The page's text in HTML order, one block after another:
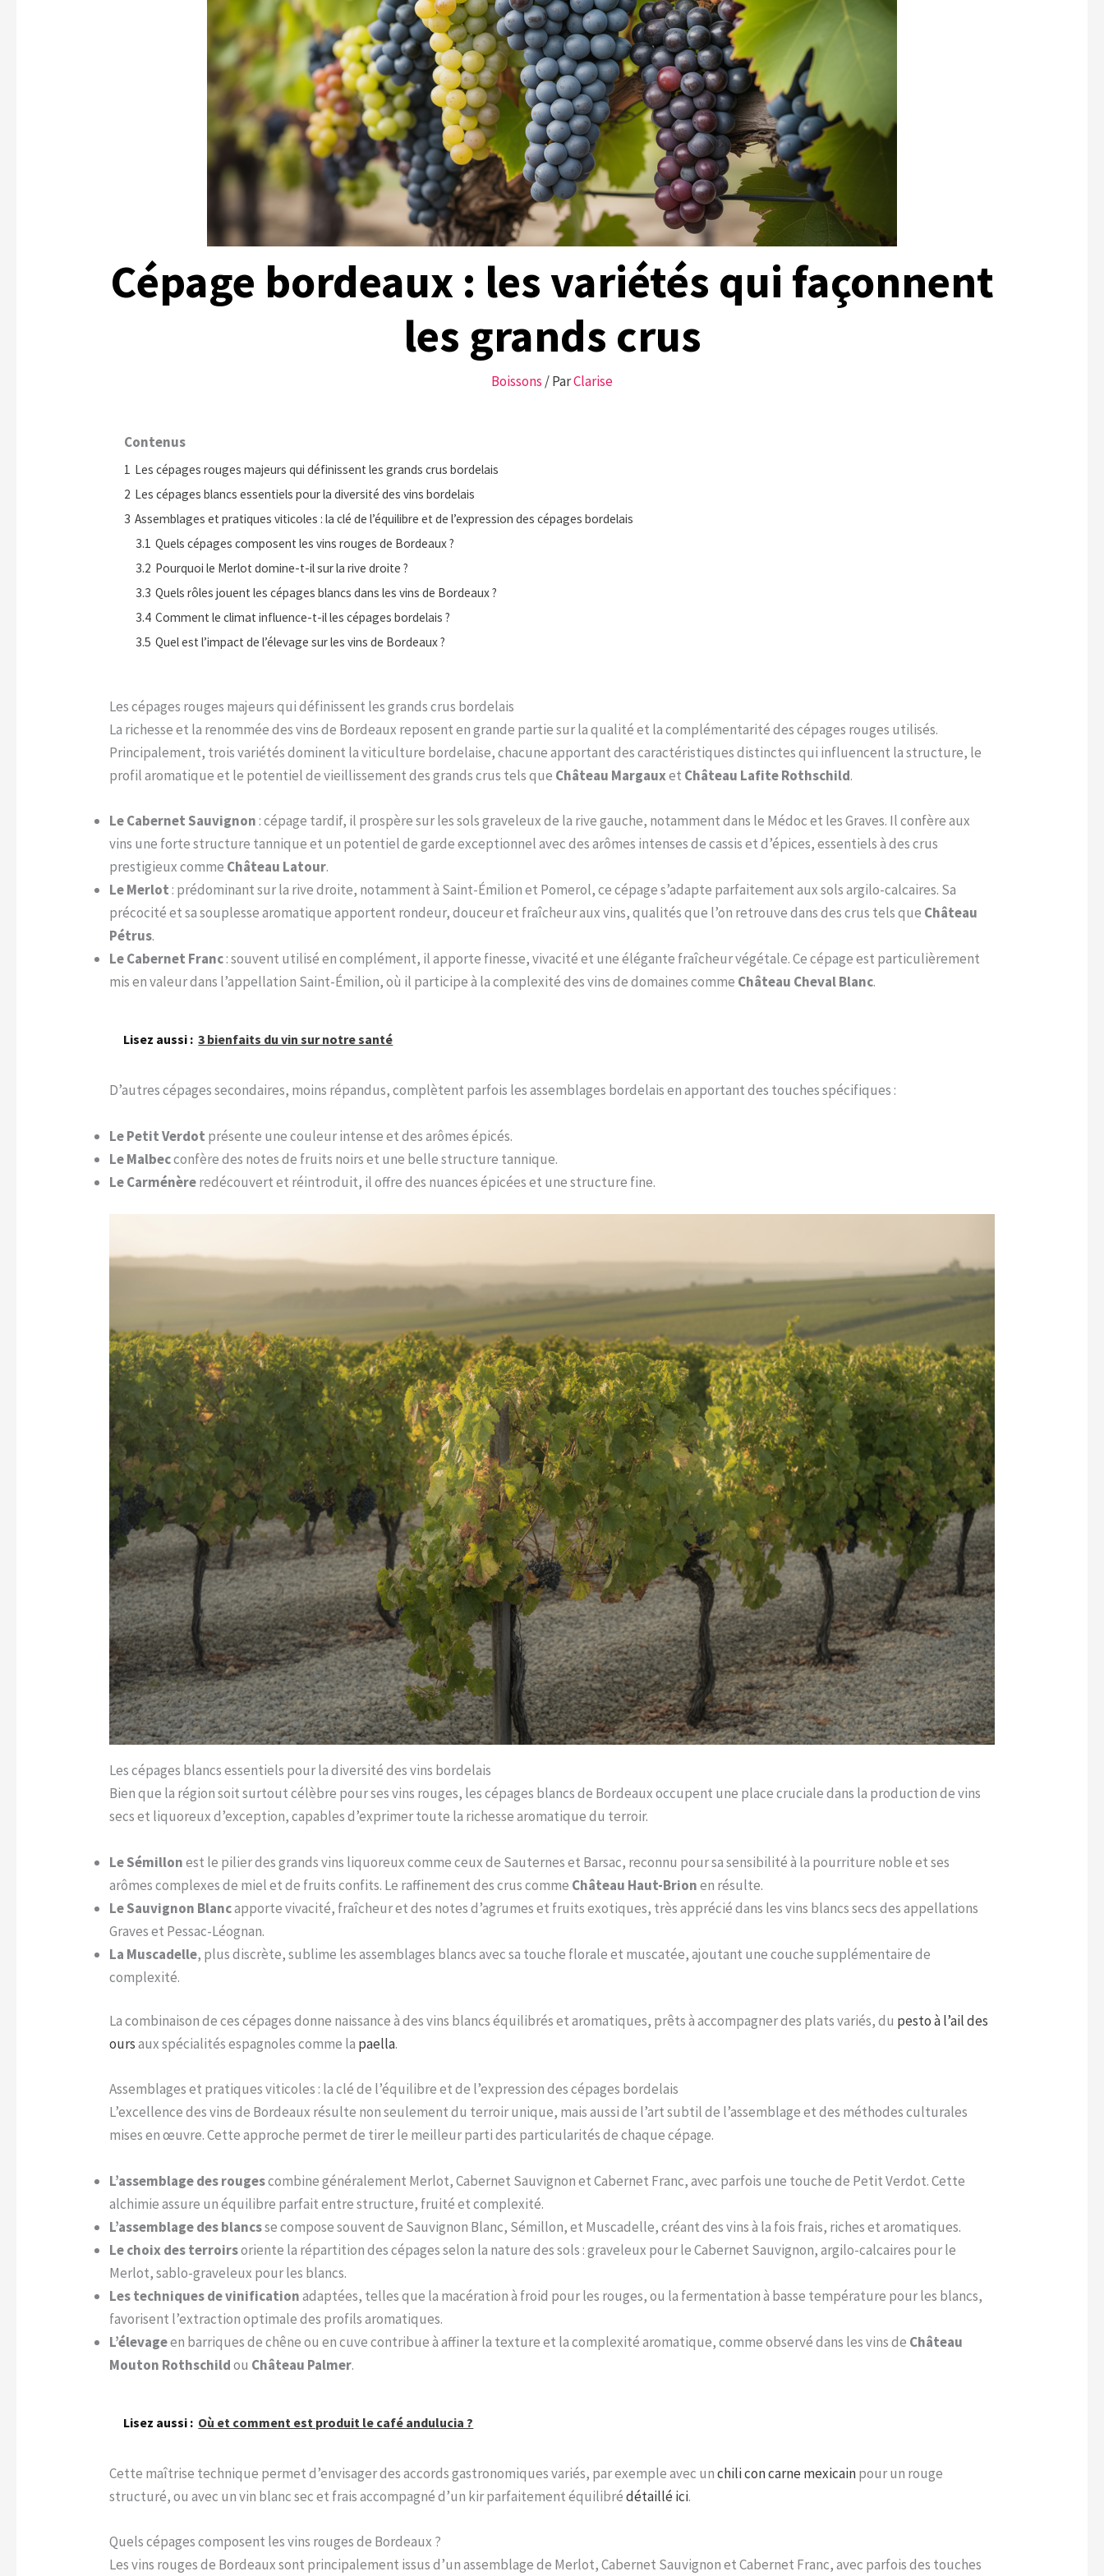
Cépage bordeaux : les variétés qui façonnent
les grands crus
Boissons / ParClarise
Contenus
1 Les cépages rouges majeurs qui définissent les grands crus bordelais
2 Les cépages blancs essentiels pour la diversité des vins bordelais
3 Assemblages et pratiques viticoles : la clé de l’équilibre et de l’expression des cépages bordelais
3.1 Quels cépages composent les vins rouges de Bordeaux ?
3.2 Pourquoi le Merlot domine-t-il sur la rive droite ?
3.3 Quels rôles jouent les cépages blancs dans les vins de Bordeaux ?
3.4 Comment le climat influence-t-il les cépages bordelais ?
3.5 Quel est l’impact de l’élevage sur les vins de Bordeaux ?
Les cépages rouges majeurs qui définissent les grands crus bordelais
La richesse et la renommée des vins de Bordeaux reposent en grande partie sur la qualité et la complémentarité des cépages rouges utilisés.
Principalement, trois variétés dominent la viticulture bordelaise, chacune apportant des caractéristiques distinctes qui influencent la structure, le
profil aromatique et le potentiel de vieillissement des grands crus tels que Château Margauxet Château Lafite Rothschild.
Le Cabernet Sauvignon: cépage tardif, il prospère sur les sols graveleux de la rive gauche, notamment dans le Médoc et les Graves. Il confère aux
vins une forte structure tannique et un potentiel de garde exceptionnel avec des arômes intenses de cassis et d’épices, essentiels à des crus
prestigieux comme Château Latour.
Le Merlot: prédominant sur la rive droite, notamment à Saint-Émilion et Pomerol, ce cépage s’adapte parfaitement aux sols argilo-calcaires. Sa
précocité et sa souplesse aromatique apportent rondeur, douceur et fraîcheur aux vins, qualités que l’on retrouve dans des crus tels que Château
Pétrus.
Le Cabernet Franc: souvent utilisé en complément, il apporte finesse, vivacité et une élégante fraîcheur végétale. Ce cépage est particulièrement
mis en valeur dans l’appellation Saint-Émilion, où il participe à la complexité des vins de domaines comme Château Cheval Blanc.
Lisez aussi : 3 bienfaits du vin sur notre santé
D’autres cépages secondaires, moins répandus, complètent parfois les assemblages bordelais en apportant des touches spécifiques :
Le Petit Verdot présente une couleur intense et des arômes épicés.
Le Malbecconfère des notes de fruits noirs et une belle structure tannique.
Le Carménèreredécouvert et réintroduit, il offre des nuances épicées et une structure fine.
Les cépages blancs essentiels pour la diversité des vins bordelais
Bien que la région soit surtout célèbre pour ses vins rouges, les cépages blancs de Bordeaux occupent une place cruciale dans la production de vins
secs et liquoreux d’exception, capables d’exprimer toute la richesse aromatique du terroir.
Le Sémillonest le pilier des grands vins liquoreux comme ceux de Sauternes et Barsac, reconnu pour sa sensibilité à la pourriture noble et ses
arômes complexes de miel et de fruits confits. Le raffinement des crus comme Château Haut-Brionen résulte.
Le Sauvignon Blancapporte vivacité, fraîcheur et des notes d’agrumes et fruits exotiques, très apprécié dans les vins blancs secs des appellations
Graves et Pessac-Léognan.
La Muscadelle, plus discrète, sublime les assemblages blancs avec sa touche florale et muscatée, ajoutant une couche supplémentaire de
complexité.
La combinaison de ces cépages donne naissance à des vins blancs équilibrés et aromatiques, prêts à accompagner des plats variés, du pesto à l’ail des
oursaux spécialités espagnoles comme la paella.
Assemblages et pratiques viticoles : la clé de l’équilibre et de l’expression des cépages bordelais
L’excellence des vins de Bordeaux résulte non seulement du terroir unique, mais aussi de l’art subtil de l’assemblage et des méthodes culturales
mises en œuvre. Cette approche permet de tirer le meilleur parti des particularités de chaque cépage.
L’assemblage des rougescombine généralement Merlot, Cabernet Sauvignon et Cabernet Franc, avec parfois une touche de Petit Verdot. Cette
alchimie assure un équilibre parfait entre structure, fruité et complexité.
L’assemblage des blancsse compose souvent de Sauvignon Blanc, Sémillon, et Muscadelle, créant des vins à la fois frais, riches et aromatiques.
Le choix des terroirsoriente la répartition des cépages selon la nature des sols : graveleux pour le Cabernet Sauvignon, argilo-calcaires pour le
Merlot, sablo-graveleux pour les blancs.
Les techniques de vinificationadaptées, telles que la macération à froid pour les rouges, ou la fermentation à basse température pour les blancs,
favorisent l’extraction optimale des profils aromatiques.
L’élevageen barriques de chêne ou en cuve contribue à affiner la texture et la complexité aromatique, comme observé dans les vins de Château
Mouton Rothschildou Château Palmer.
Lisez aussi : Où et comment est produit le café andulucia ?
Cette maîtrise technique permet d’envisager des accords gastronomiques variés, par exemple avec unchili con carne mexicainpour un rouge
structuré, ou avec un vin blanc sec et frais accompagné d’un kir parfaitement équilibrédétaillé ici.
Quels cépages composent les vins rouges de Bordeaux ?
Les vins rouges de Bordeaux sont principalement issus d’un assemblage de Merlot, Cabernet Sauvignon et Cabernet Franc, avec parfois des touches